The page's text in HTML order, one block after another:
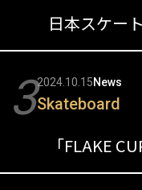
32024.10.15News
Skateboard